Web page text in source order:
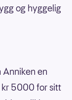
og hyggelig
en
kr 5000 for sitt